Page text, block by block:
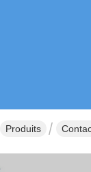
Produits